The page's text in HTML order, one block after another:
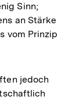
Sinn;
an Stärke
vom Prinzip
jedoch